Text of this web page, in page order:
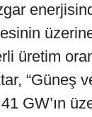
üzerine
üretim
“Güneş
GW’ın